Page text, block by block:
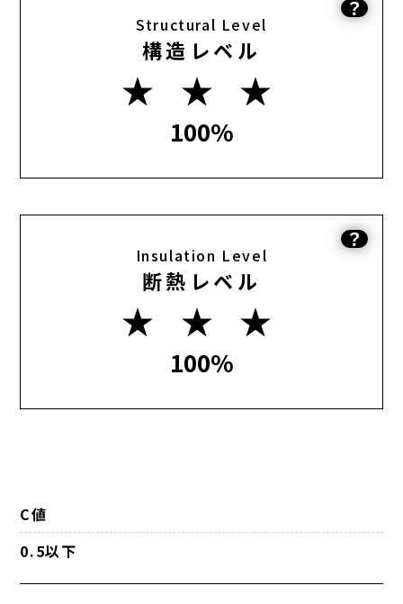
Structural Level
構造レベル
★ ★ ★
100%
？
Insulation Level
断熱レベル
★ ★ ★
100%
？
C値
0.5以下